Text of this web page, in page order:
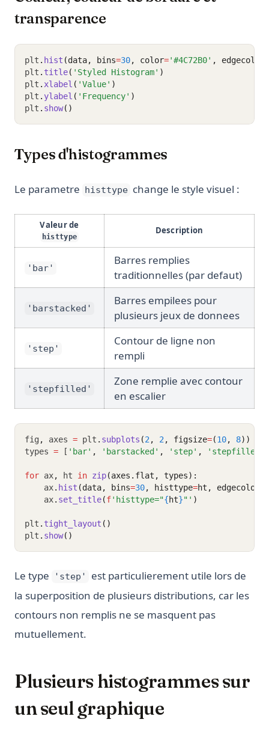
transparence
plt . hist (data, bins=30, color='#4C72B0' , edgecolor
plt . title( 'Styled Histogram' )
plt . xlabel ( 'Value' )
plt . ylabel ( 'Frequency' )
plt . show()
Types d'histogrammes
Le parametre histtype change le style visuel :
Valeur de
histtype
Description
'bar'
Barres remplies
traditionnelles (par defaut)
'barstacked'
Barres empilees pour
plusieurs jeux de donnees
'step'
Contour de ligne non
rempli
'stepfilled'
Zone remplie avec contour
en escalier
fig , axes = plt . subplots (2 , 2 , figsize=(10, 8))
types = [ 'bar' , 'barstacked' , 'step' , 'stepfilled'
for ax, ht in zip(axes.flat, types):
    ax
. hist (data, bins=30, histtype=ht, edgecolor
    ax
. set_title(f'histtype="{ht}"' )
plt . tight_layout ()
plt . show()
Le type 'step'
est particulierement utile lors de
la superposition de plusieurs distributions, car les
contours non remplis ne se masquent pas
mutuellement.
Plusieurs histogrammes sur
un seul graphique